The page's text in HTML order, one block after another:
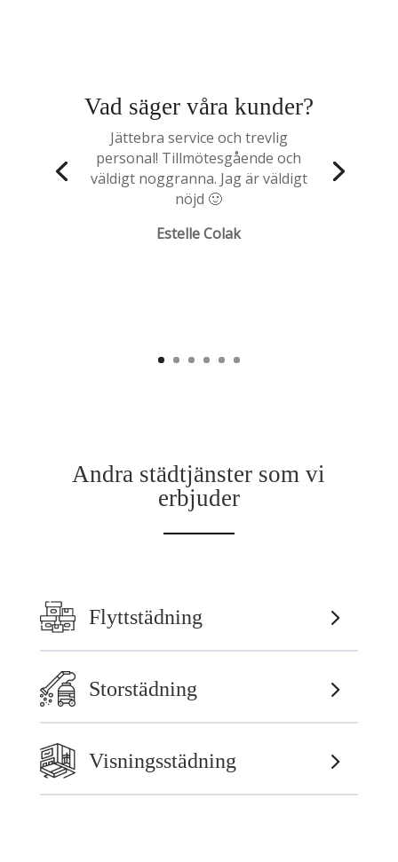
Vad säger våra kunder?
Jättebra service och trevlig
personal! Tillmötesgående och
väldigt noggranna. Jag är väldigt
nöjd 🙂
Estelle Colak
Andra städtjänster som vi
erbjuder
Flyttstädning
Storstädning
Visningsstädning